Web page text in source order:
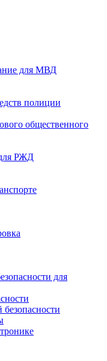
для МВД
полиции
общественного
РЖД
для